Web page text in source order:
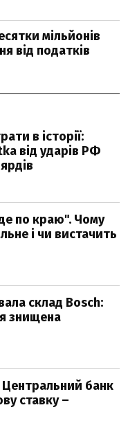
мільйонів
від податків
в історії:
від ударів РФ
по краю". Чому
і чи вистачить
склад Bosch:
знищена
Центральний банк
ставку –